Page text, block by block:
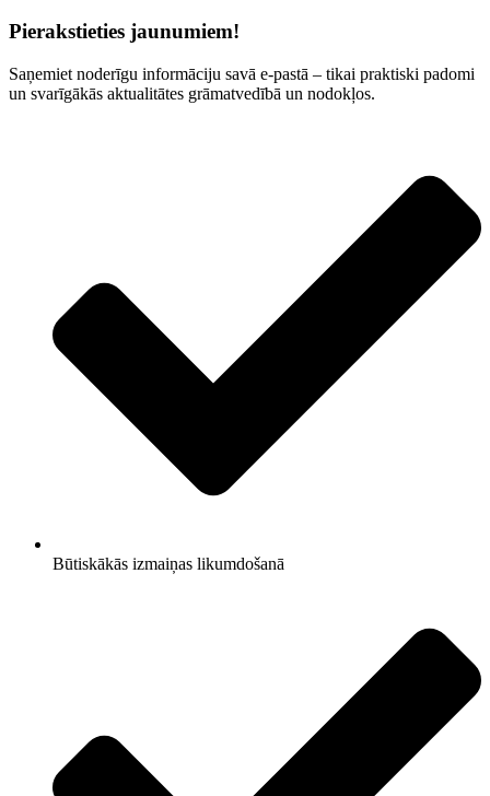
Pierakstieties jaunumiem!
Saņemiet noderīgu informāciju savā e-pastā – tikai praktiski padomi
un svarīgākās aktualitātes grāmatvedībā un nodokļos.
Būtiskākās izmaiņas likumdošanā